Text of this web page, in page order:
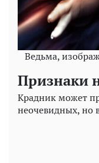
Ведьма,
Признаки
Крадник может
неочевидных, но